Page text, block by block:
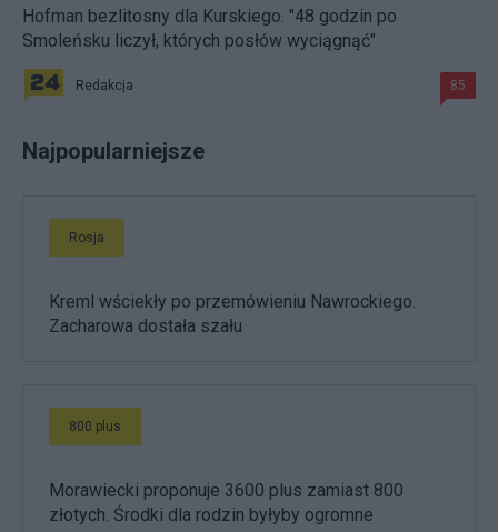
Hofman bezlitosny dla Kurskiego. "48 godzin po
Smoleńsku liczył, których posłów wyciągnąć"
Redakcja 85
Najpopularniejsze
Rosja
Kreml wściekły po przemówieniu Nawrockiego.
Zacharowa dostała szału
800 plus
Morawiecki proponuje 3600 plus zamiast 800
złotych. Środki dla rodzin byłyby ogromne